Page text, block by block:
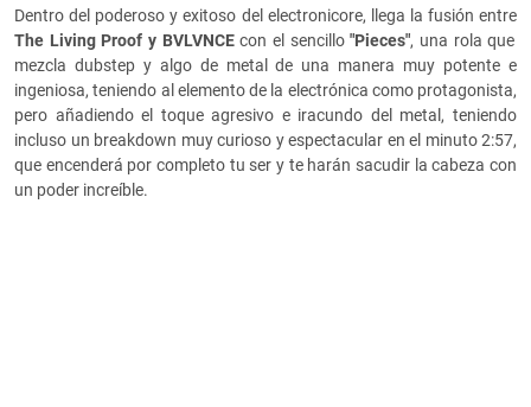
Dentro del poderoso y exitoso del electronicore, llega la fusión entre
The Living Proof y BVLVNCEcon el sencillo"Pieces", una rola que
mezcla dubstep y algo de metal de una manera muy potente e
ingeniosa, teniendo al elemento de la electrónica como protagonista,
pero añadiendo el toque agresivo e iracundo del metal, teniendo
incluso un breakdown muy curioso y espectacular en el minuto 2:57,
que encenderá por completo tu ser y te harán sacudir la cabeza con
un poder increíble.